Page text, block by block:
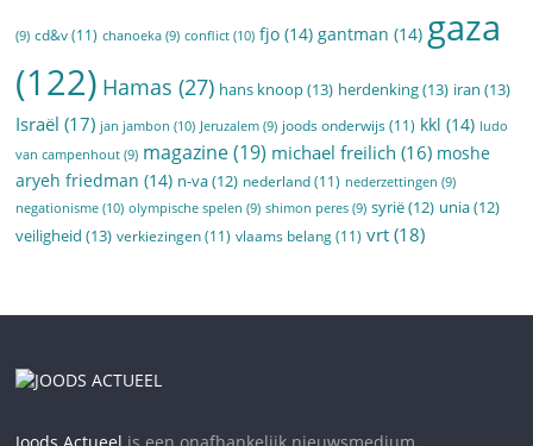
(9) cd&v(11) chanoeka (9) conflict (10) fjo (14) gantman (14) gaza
(122) Hamas (27) hans knoop(13) herdenking(13) iran (13)
Israël (17) jan jambon (10) Jeruzalem (9) joods onderwijs(11) kkl (14) ludo
van campenhout (9) magazine(19) michael freilich (16) moshe
aryeh friedman (14) n-va(12) nederland(11) nederzettingen (9)
negationisme (10) olympische spelen (9) shimon peres (9) syrië(12) unia(12)
veiligheid (13) verkiezingen(11) vlaams belang(11) vrt(18)